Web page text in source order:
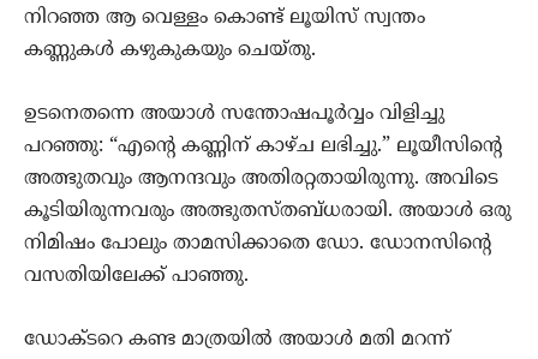
നിറഞ്ഞ ആ വെള്ളം കൊണ്ട് ലൂയിസ് സ്വന്തം
കണ്ണുകള്‍ കഴുകുകയും ചെയ്തു.
ഉടനെതന്നെ അയാള്‍ സന്തോഷപൂര്‍വ്വം വിളിച്ചു
പറഞ്ഞു: “എന്‍റെ കണ്ണിന് കാഴ്ച ലഭിച്ചു.” ലൂയീസിന്‍റെ
അത്ഭുതവും ആനന്ദവും അതിരറ്റതായിരുന്നു. അവിടെ
കൂടിയിരുന്നവരും അത്ഭുതസ്തബ്ധരായി. അയാള്‍ ഒരു‍
നിമിഷം പോലും താമസിക്കാതെ ഡോ. ഡോനസിന്‍റെ
വസതിയിലേക്ക് പാഞ്ഞു.
ഡോക്ടറെ കണ്ട മാത്രയില്‍ അയാള്‍ മതി മറന്ന്